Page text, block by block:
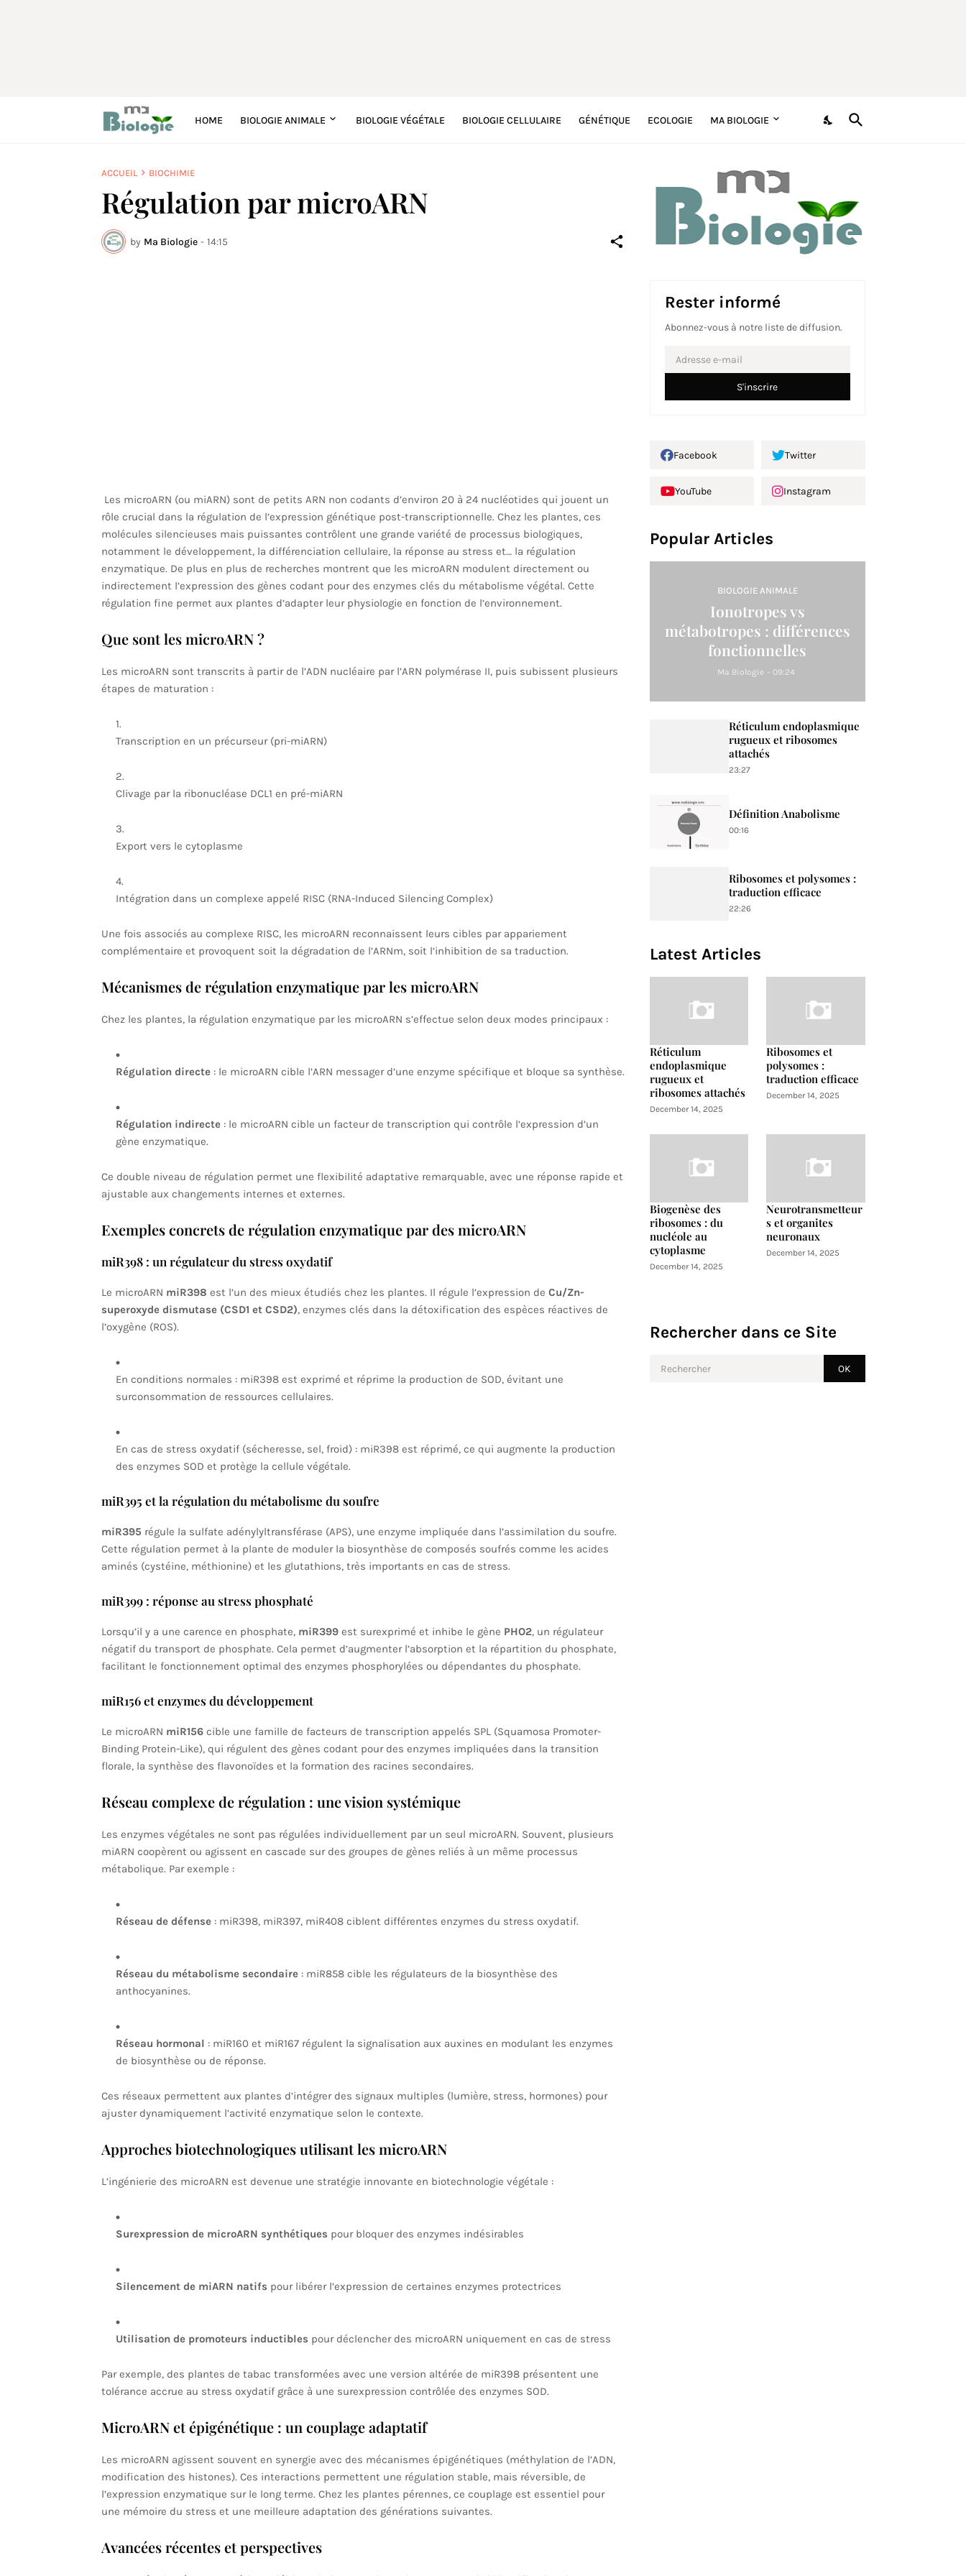
HOME BIOLOGIE ANIMALE BIOLOGIE VÉGÉTALE BIOLOGIE CELLULAIRE GÉNÉTIQUE ECOLOGIE MA BIOLOGIE
ACCUEIL BIOCHIMIE
Régulation par microARN
by Ma Biologie - 14:15
Les microARN (ou miARN) sont de petits ARN non codants d’environ 20 à 24 nucléotides qui jouent un
rôle crucial dans la régulation de l’expression génétique post-transcriptionnelle. Chez les plantes, ces
molécules silencieuses mais puissantes contrôlent une grande variété de processus biologiques,
notamment le développement, la différenciation cellulaire, la réponse au stress et… la régulation
enzymatique. De plus en plus de recherches montrent que les microARN modulent directement ou
indirectement l’expression des gènes codant pour des enzymes clés du métabolisme végétal. Cette
régulation fine permet aux plantes d’adapter leur physiologie en fonction de l’environnement.
Que sont les microARN ?
Les microARN sont transcrits à partir de l’ADN nucléaire par l’ARN polymérase II, puis subissent plusieurs
étapes de maturation :
Transcription en un précurseur (pri-miARN)
Clivage par la ribonucléase DCL1 en pré-miARN
Export vers le cytoplasme
Intégration dans un complexe appelé RISC (RNA-Induced Silencing Complex)
Une fois associés au complexe RISC, les microARN reconnaissent leurs cibles par appariement
complémentaire et provoquent soit la dégradation de l’ARNm, soit l’inhibition de sa traduction.
Mécanismes de régulation enzymatique par les microARN
Chez les plantes, la régulation enzymatique par les microARN s’effectue selon deux modes principaux :
Régulation directe: le microARN cible l’ARN messager d’une enzyme spécifique et bloque sa synthèse.
Régulation indirecte: le microARN cible un facteur de transcription qui contrôle l’expression d’un
gène enzymatique.
Ce double niveau de régulation permet une flexibilité adaptative remarquable, avec une réponse rapide et
ajustable aux changements internes et externes.
Exemples concrets de régulation enzymatique par des microARN
miR398 : un régulateur du stress oxydatif
Le microARN miR398 est l’un des mieux étudiés chez les plantes. Il régule l’expression de Cu/Zn-
superoxyde dismutase (CSD1 et CSD2), enzymes clés dans la détoxification des espèces réactives de
l’oxygène (ROS).
En conditions normales : miR398 est exprimé et réprime la production de SOD, évitant une
surconsommation de ressources cellulaires.
En cas de stress oxydatif (sécheresse, sel, froid) : miR398 est réprimé, ce qui augmente la production
des enzymes SOD et protège la cellule végétale.
miR395 et la régulation du métabolisme du soufre
miR395 régule la sulfate adénylyltransférase (APS), une enzyme impliquée dans l’assimilation du soufre.
Cette régulation permet à la plante de moduler la biosynthèse de composés soufrés comme les acides
aminés (cystéine, méthionine) et les glutathions, très importants en cas de stress.
miR399 : réponse au stress phosphaté
Lorsqu’il y a une carence en phosphate, miR399est surexprimé et inhibe le gène PHO2, un régulateur
négatif du transport de phosphate. Cela permet d’augmenter l’absorption et la répartition du phosphate,
facilitant le fonctionnement optimal des enzymes phosphorylées ou dépendantes du phosphate.
miR156 et enzymes du développement
Le microARN miR156cible une famille de facteurs de transcription appelés SPL (Squamosa Promoter-
Binding Protein-Like), qui régulent des gènes codant pour des enzymes impliquées dans la transition
florale, la synthèse des flavonoïdes et la formation des racines secondaires.
Réseau complexe de régulation : une vision systémique
Les enzymes végétales ne sont pas régulées individuellement par un seul microARN. Souvent, plusieurs
miARN coopèrent ou agissent en cascade sur des groupes de gènes reliés à un même processus
métabolique. Par exemple :
Réseau de défense: miR398, miR397, miR408 ciblent différentes enzymes du stress oxydatif.
Réseau du métabolisme secondaire: miR858 cible les régulateurs de la biosynthèse des
anthocyanines.
Réseau hormonal : miR160 et miR167 régulent la signalisation aux auxines en modulant les enzymes
de biosynthèse ou de réponse.
Ces réseaux permettent aux plantes d’intégrer des signaux multiples (lumière, stress, hormones) pour
ajuster dynamiquement l’activité enzymatique selon le contexte.
Approches biotechnologiques utilisant les microARN
L’ingénierie des microARN est devenue une stratégie innovante en biotechnologie végétale :
Surexpression de microARN synthétiques pour bloquer des enzymes indésirables
Silencement de miARN natifs pour libérer l’expression de certaines enzymes protectrices
Utilisation de promoteurs inductibles pour déclencher des microARN uniquement en cas de stress
Par exemple, des plantes de tabac transformées avec une version altérée de miR398 présentent une
tolérance accrue au stress oxydatif grâce à une surexpression contrôlée des enzymes SOD.
MicroARN et épigénétique : un couplage adaptatif
Les microARN agissent souvent en synergie avec des mécanismes épigénétiques (méthylation de l’ADN,
modification des histones). Ces interactions permettent une régulation stable, mais réversible, de
l’expression enzymatique sur le long terme. Chez les plantes pérennes, ce couplage est essentiel pour
une mémoire du stress et une meilleure adaptation des générations suivantes.
Avancées récentes et perspectives
Rester informé
Abonnez-vous à notre liste de diffusion.
Facebook Twitter
YouTube Instagram
Popular Articles
BIOLOGIE ANIMALE
Ionotropes vs
métabotropes : différences
fonctionnelles
Ma Biologie - 09:24
Réticulum endoplasmique
rugueux et ribosomes
attachés
23:27
Définition Anabolisme
00:16
Ribosomes et polysomes :
traduction efficace
22:26
Latest Articles
Réticulum
endoplasmique
rugueux et
ribosomes attachés
December 14, 2025
Ribosomes et
polysomes :
traduction efficace
December 14, 2025
Biogenèse des
ribosomes : du
nucléole au
cytoplasme
December 14, 2025
Neurotransmetteur
s et organites
neuronaux
December 14, 2025
Rechercher dans ce Site